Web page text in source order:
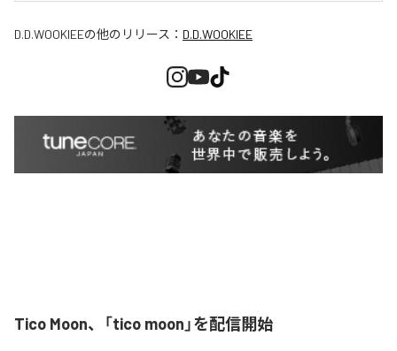
D.D.WOOKIEEの他のリリース： D.D.WOOKIEE
Tico Moon、「tico moon」を配信開始